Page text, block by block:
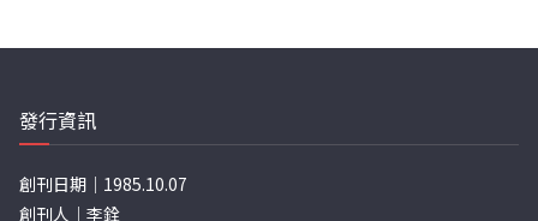
發行資訊
創刊日期｜1985.10.07
創刊人｜李銓